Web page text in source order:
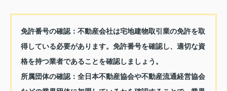
免許番号の確認：不動産会社は宅地建物取引業の免許を取
得している必要があります。免許番号を確認し、適切な資
格を持つ業者であることを確認しましょう。
所属団体の確認：全日本不動産協会や不動産流通経営協会